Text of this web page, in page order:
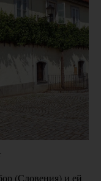
(Словения) и ей